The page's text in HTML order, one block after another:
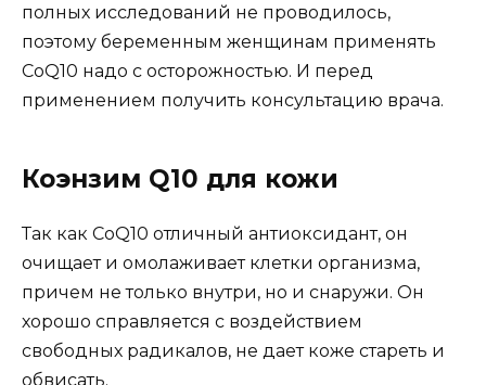
полных исследований не проводилось,
поэтому беременным женщинам применять
CoQ10 надо с осторожностью. И перед
применением получить консультацию врача.
Коэнзим Q10 для кожи
Так как CoQ10 отличный антиоксидант, он
очищает и омолаживает клетки организма,
причем не только внутри, но и снаружи. Он
хорошо справляется с воздействием
свободных радикалов, не дает коже стареть и
обвисать.